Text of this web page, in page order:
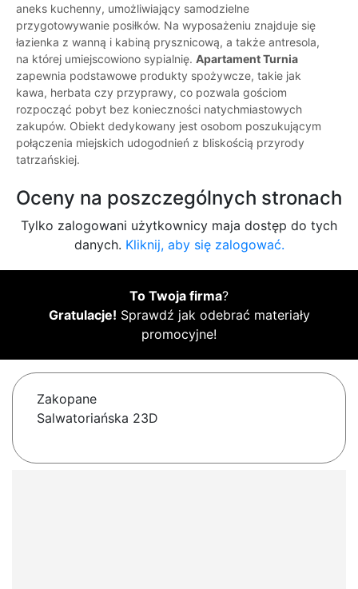
aneks kuchenny, umożliwiający samodzielne
przygotowywanie posiłków. Na wyposażeniu znajduje się
łazienka z wanną i kabiną prysznicową, a także antresola,
na której umiejscowiono sypialnię. Apartament Turnia
zapewnia podstawowe produkty spożywcze, takie jak
kawa, herbata czy przyprawy, co pozwala gościom
rozpocząć pobyt bez konieczności natychmiastowych
zakupów. Obiekt dedykowany jest osobom poszukującym
połączenia miejskich udogodnień z bliskością przyrody
tatrzańskiej.
Oceny na poszczególnych stronach
Tylko zalogowani użytkownicy maja dostęp do tych
danych. Kliknij, aby się zalogować.
To Twoja firma?
Gratulacje! Sprawdź jak odebrać materiały
promocyjne!
Zakopane
Salwatoriańska 23D